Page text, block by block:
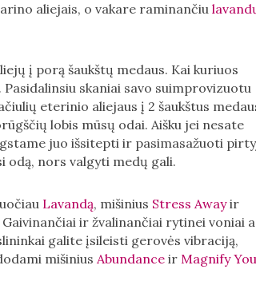
aliejais, o vakare raminančiu
į porą šaukštų medaus. Kai kuriuos
skaniai savo suimprovizuotu
eterinio aliejaus į 2 šaukštus
lobis mūsų odai. Aišku jei nesate
juo išsitepti ir pasimasažuoti
odą, nors valgyti medų gali.
Lavandą, mišinius Stress Awayir
Gaivinančiai ir žvalinančiai rytinei voniai
galite įsileisti gerovės vibraciją,
mišiniusAbundanceirMagnify